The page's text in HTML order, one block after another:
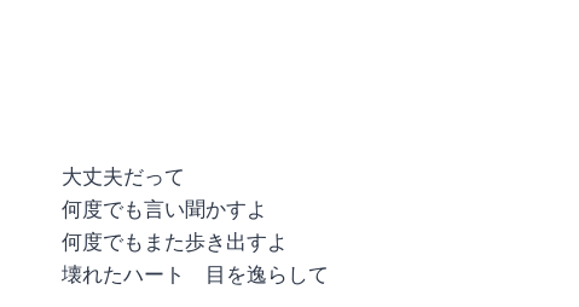
大丈夫だって
何度でも言い聞かすよ
何度でもまた歩き出すよ
壊れたハート 目を逸らして